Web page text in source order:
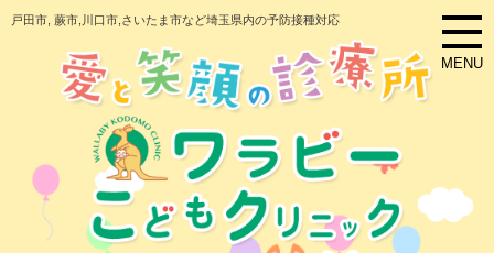
戸田市, 蕨市,川口市,さいたま市など埼玉県内の予防接種対応
MENU